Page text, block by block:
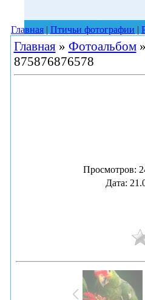
Главная | Птичьи фотографии |
Главная» Фотоальбом»
875876876578
Просмотров:
Дата: